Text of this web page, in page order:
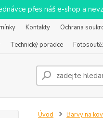
přes náš e-shop a
Kontakty Ochrana
Technický poradce
Úvod Barvy na kov